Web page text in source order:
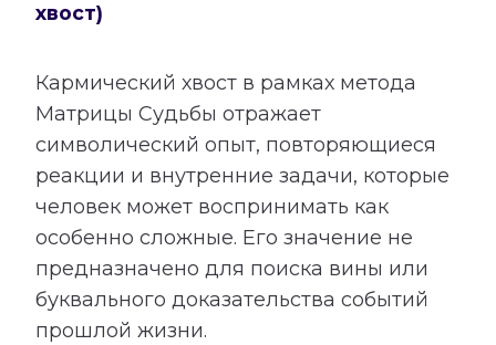
хвост)
Кармический хвост в рамках метода
Матрицы Судьбы отражает
символический опыт, повторяющиеся
реакции и внутренние задачи, которые
человек может воспринимать как
особенно сложные. Его значение не
предназначено для поиска вины или
буквального доказательства событий
прошлой жизни.